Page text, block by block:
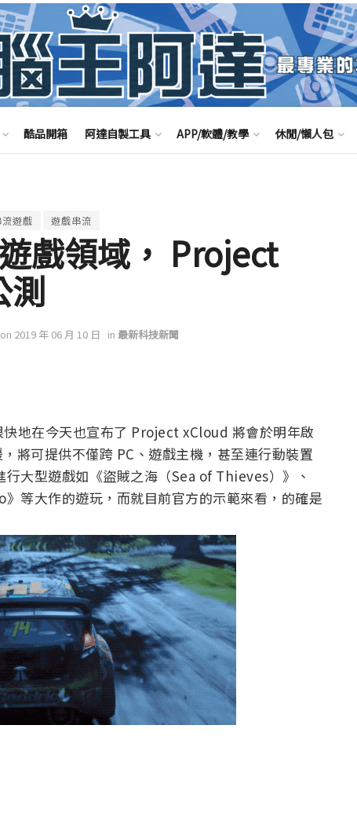
酷品開箱 阿達自製工具 APP/軟體/教學 休閒/懶人包
流遊戲 遊戲串流
戲領域， Project
測
2019 年 06 月 10 日 in 最新科技新聞
地在今天也宣布了 Project xCloud 將會於明年啟
將可提供不僅跨 PC、遊戲主機，甚至連行動裝置
大型遊戲如《盜賊之海（Sea of Thieves）》、
等大作的遊玩，而就目前官方的示範來看，的確是